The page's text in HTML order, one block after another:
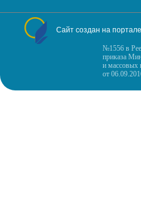
Сайт создан на
№1556 в
приказа
и массовых
от